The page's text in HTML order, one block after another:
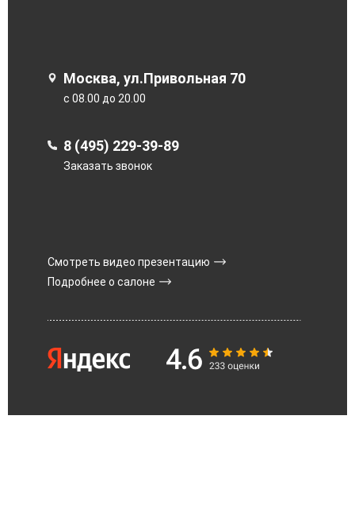
Москва, ул.Привольная 70
с 08.00 до 20.00
8 (495) 229-39-89
Заказать звонок
Смотреть видео презентацию
Подробнее о салоне